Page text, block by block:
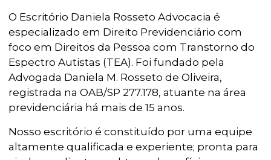
O Escritório Daniela Rosseto Advocacia é
especializado em Direito Previdenciário com
foco em Direitos da Pessoa com Transtorno do
Espectro Autistas (TEA). Foi fundado pela
Advogada Daniela M. Rosseto de Oliveira,
registrada na OAB/SP 277.178, atuante na área
previdenciária há mais de 15 anos.
Nosso escritório é constituído por uma equipe
altamente qualificada e experiente; pronta para